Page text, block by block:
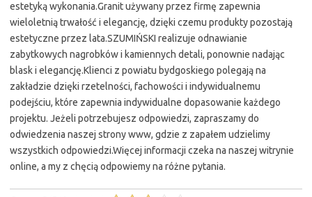
estetyką wykonania.Granit używany przez firmę zapewnia
wieloletnią trwałość i elegancję, dzięki czemu produkty pozostają
estetyczne przez lata.SZUMIŃSKI realizuje odnawianie
zabytkowych nagrobków i kamiennych detali, ponownie nadając
blask i elegancję.Klienci z powiatu bydgoskiego polegają na
zakładzie dzięki rzetelności, fachowości i indywidualnemu
podejściu, które zapewnia indywidualne dopasowanie każdego
projektu. Jeżeli potrzebujesz odpowiedzi, zapraszamy do
odwiedzenia naszej strony www, gdzie z zapałem udzielimy
wszystkich odpowiedzi.Więcej informacji czeka na naszej witrynie
online, a my z chęcią odpowiemy na różne pytania.